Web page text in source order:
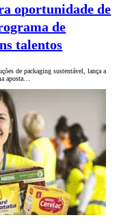
oportunidade de
de
talentos
de packaging sustentável, lança a
aposta…